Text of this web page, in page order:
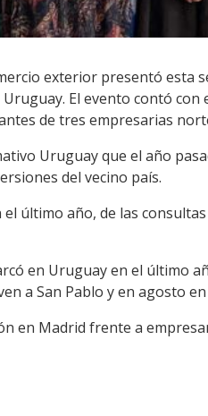
exterior presentó esta
El evento contó con
de tres empresarias
Uruguay que el año
del vecino país.
último año, de las
en Uruguay en el último
a San Pablo y en agosto en
en Madrid frente a